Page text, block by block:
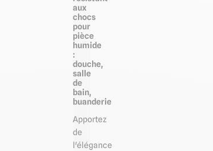
aux
chocs
pour
pièce
humide
:
douche,
salle
de
bain,
buanderie
Apportez
de
l'élégance